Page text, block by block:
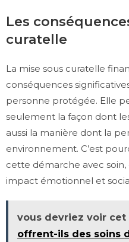
Les
curatelle
La mise sous curatelle
conséquences
personne protégée. Elle
seulement la façon dont
aussi la manière dont la
environnement. C’est
cette démarche avec
impact émotionnel et
vous devriez voir cet
offrent-ils des soins